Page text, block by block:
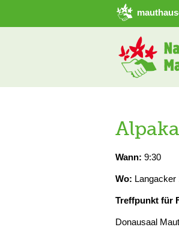
➜ Hauptregion der Seite anspringen
Wann: 9:30
Wo: Langacker
Treffpunkt für
Donausaal